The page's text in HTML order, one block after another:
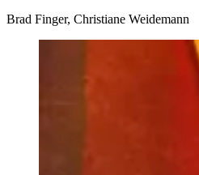
Brad Finger, Christiane Weidemann